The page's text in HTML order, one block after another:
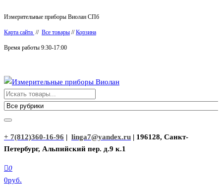
к
содержимому
Измерительные приборы Виолан СПб
Карта сайта // Все товары //Корзина
Время работы 9:30-17:00
Измерительные приборы Виолан
+ 7(812)360-16-96 | linga7@yandex.ru | 196128, Санкт-
Петербург, Альпийский пер. д.9 к.1
0
0руб.